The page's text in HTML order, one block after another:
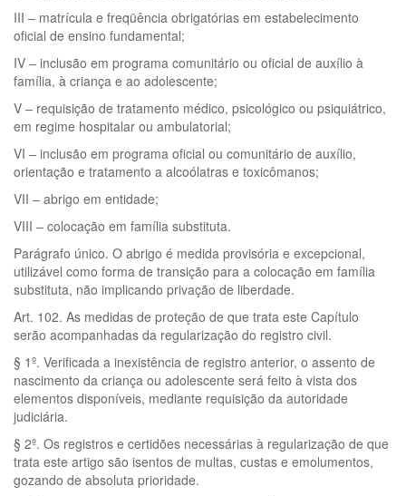
III – matrícula e freqüência obrigatórias em estabelecimento
oficial de ensino fundamental;
IV – inclusão em programa comunitário ou oficial de auxílio à
família, à criança e ao adolescente;
V – requisição de tratamento médico, psicológico ou psiquiátrico,
em regime hospitalar ou ambulatorial;
VI – inclusão em programa oficial ou comunitário de auxílio,
orientação e tratamento a alcoólatras e toxicômanos;
VII – abrigo em entidade;
VIII – colocação em família substituta.
Parágrafo único. O abrigo é medida provisória e excepcional,
utilizável como forma de transição para a colocação em família
substituta, não implicando privação de liberdade.
Art. 102. As medidas de proteção de que trata este Capítulo
serão acompanhadas da regularização do registro civil.
§ 1º. Verificada a inexistência de registro anterior, o assento de
nascimento da criança ou adolescente será feito à vista dos
elementos disponíveis, mediante requisição da autoridade
judiciária.
§ 2º. Os registros e certidões necessárias à regularização de que
trata este artigo são isentos de multas, custas e emolumentos,
gozando de absoluta prioridade.